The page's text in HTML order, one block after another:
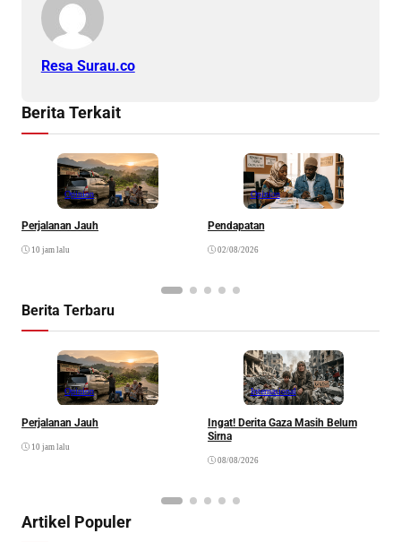
Resa Surau.co
Berita Terkait
Opinion
Perjalanan Jauh
10 jam lalu
Opinion
Pendapatan
02/08/2026
Berita Terbaru
Opinion
Perjalanan Jauh
10 jam lalu
Internasional
Ingat! Derita Gaza Masih Belum
Sirna
08/08/2026
Artikel Populer